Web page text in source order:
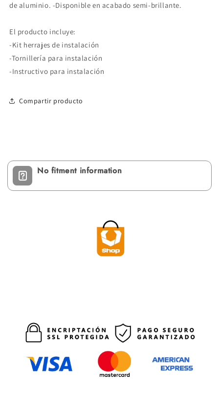
de aluminio. -Disponible en acabado semi-brillante.
El producto incluye:
-Kit herrajes de instalación
-Tornillería para instalación
-Instructivo para instalación
Compartir producto
No fitment information